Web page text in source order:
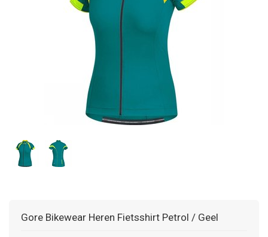
Gore Bikewear Heren Fietsshirt Petrol / Geel